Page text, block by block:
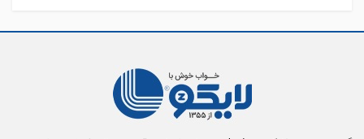
حمام لایکو
بالش و رویه بالش
تشک فنری و محافظ تشک
تشک میهمان و سفری